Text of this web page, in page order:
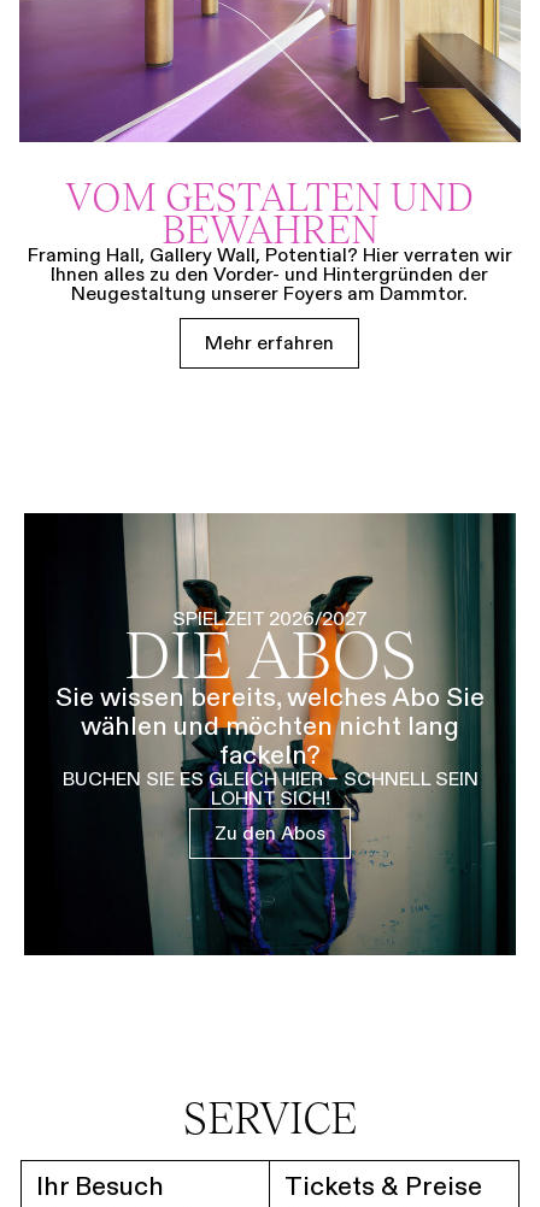
VOM GESTALTEN UND
BEWAHREN
Framing Hall, Gallery Wall, Potential? Hier verraten wir
Ihnen alles zu den Vorder- und Hintergründen der
Neugestaltung unserer Foyers am Dammtor.
Mehr erfahren
SPIELZEIT 2026/2027
DIE ABOS
Sie wissen bereits, welches Abo Sie
wählen und möchten nicht lang
fackeln?
BUCHEN SIE ES GLEICH HIER – SCHNELL SEIN
LOHNT SICH!
Zu den Abos
SERVICE
Ihr Besuch Tickets & Preise